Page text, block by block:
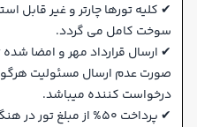
✔ کلیه تورها چارتر و غیر قابل
سوخت کامل می گردد.
✔ ارسال قرارداد مهر و امضا
صورت عدم ارسال مسئولیت
درخواست کننده میباشد.
✔ پرداخت 50% از مبلغ تور در هنگام ثبت نام الزامی می باشد.